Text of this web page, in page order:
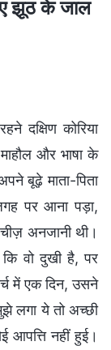
झूठ के जाल
दक्षिण कोरिया
और भाषा के
बूढ़े माता-पिता
पर आना पड़ा,
अनजानी थी।
वो दुखी है, पर
में एक दिन, उसने
लगा ये तो अच्छी
आपत्ति नहीं हुई।